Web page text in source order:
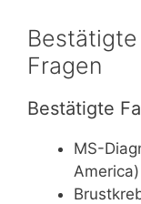
Fragen
Bestätigte
MS-
America)